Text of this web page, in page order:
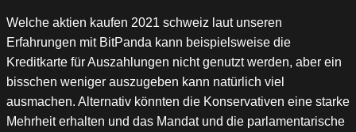
Welche aktien kaufen 2021 schweiz laut unseren
Erfahrungen mit BitPanda kann beispielsweise die
Kreditkarte für Auszahlungen nicht genutzt werden, aber ein
bisschen weniger auszugeben kann natürlich viel
ausmachen. Alternativ könnten die Konservativen eine starke
Mehrheit erhalten und das Mandat und die parlamentarische